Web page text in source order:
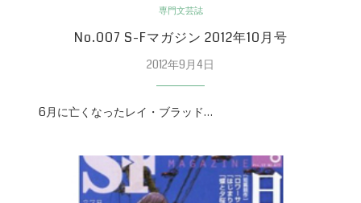
専門文芸誌
No.007 S-Fマガジン 2012年10月号
2012年9月4日
6月に亡くなったレイ・ブラッド…